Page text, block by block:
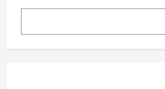
dečjem
konkursu
restART“